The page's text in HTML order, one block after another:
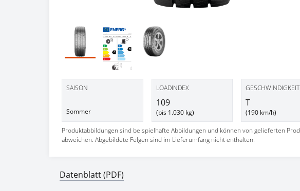
SAISON
Sommer
LOADINDEX
109
(bis 1.030 kg)
GESCHWINDIGKEIT
T
(190 km/h)
Produktabbildungen sind beispielhafte Abbildungen und können von gelieferten
abweichen. Abgebildete Felgen sind im Lieferumfang nicht enthalten.
Datenblatt (PDF)